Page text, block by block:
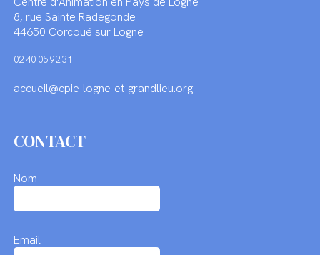
8, rue Sainte Radegonde
44650 Corcoué sur Logne
02 40 05 92 31
accueil@cpie-logne-et-grandlieu.org
CONTACT
Nom
Email